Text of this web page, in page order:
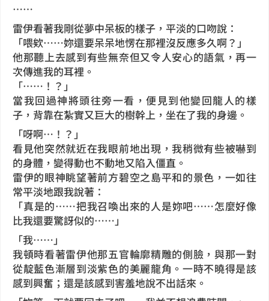
……
雷伊看著我剛從夢中呆板的樣子，平淡的口吻說：
「喂欸……妳還要呆呆地愣在那裡沒反應多久啊？」
他那聽上去感到有些無奈但又令人安心的語氣，再一
次傳進我的耳裡。
「……！？」
當我回過神將頭往旁一看，便見到他變回龍人的樣
子，背靠在紮實又巨大的樹幹上，坐在了我的身邊。
「呀啊…！？」
看見他突然就近在我眼前地出現，我稍微有些被嚇到
的身體，變得動也不動地又陷入僵直。
雷伊的眼神眺望著前方碧空之島平和的景色，一如往
常平淡地跟我說著：
「真是的……把我召喚出來的人是妳吧……怎麼好像
比我還要驚訝似的……」
「我……」
我頓時看著雷伊他那五官輪廓精雕的側臉，與那一對
從靛藍色漸層到淡紫色的美麗龍角。一時不曉得是該
感到興奮；還是該感到害羞地說不出話來。